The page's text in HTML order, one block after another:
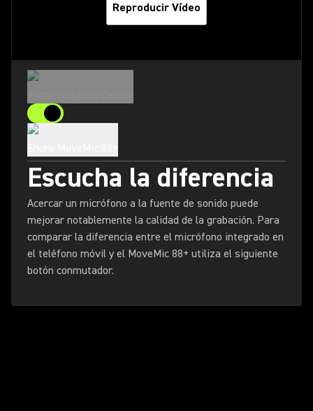
Reproducir Vídeo
Acercar un micrófono a la fuente de sonido puede
mejorar notablemente la calidad de la grabación. Para
comparar la diferencia entre el micrófono integrado en
el teléfono móvil y el MoveMic 88+ utiliza el siguiente
botón conmutador.
Escucha la diferencia